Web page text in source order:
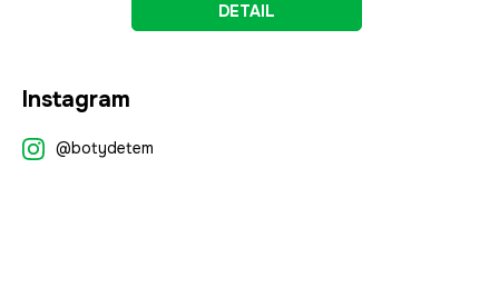
DETAIL
Instagram
@botydetem